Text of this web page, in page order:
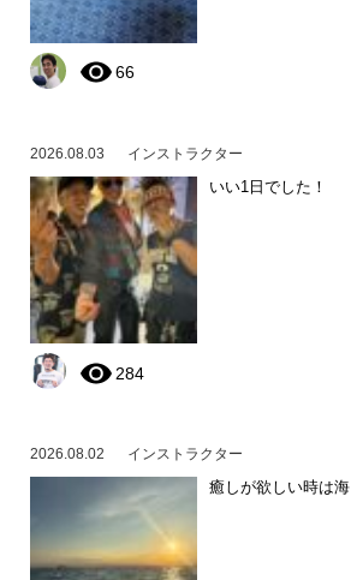
66
2026.08.03 インストラクター
いい1日でした！
284
2026.08.02 インストラクター
癒しが欲しい時は海